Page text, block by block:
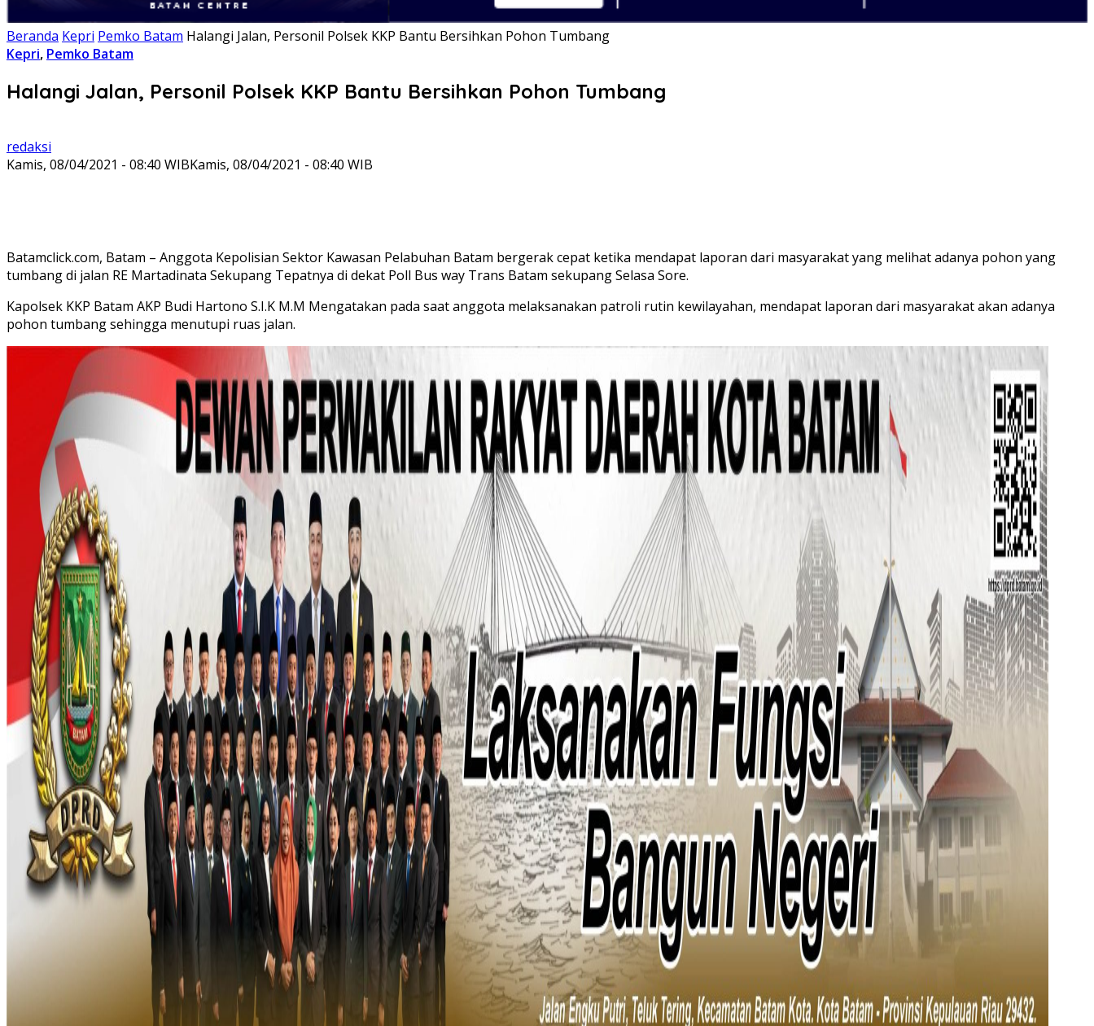
Beranda Kepri Pemko Batam Halangi Jalan, Personil Polsek KKP Bantu Bersihkan Pohon Tumbang
Kepri, Pemko Batam
Halangi Jalan, Personil Polsek KKP Bantu Bersihkan Pohon Tumbang
redaksi
Kamis, 08/04/2021 - 08:40 WIBKamis, 08/04/2021 - 08:40 WIB
Batamclick.com, Batam – Anggota Kepolisian Sektor Kawasan Pelabuhan Batam bergerak cepat ketika mendapat laporan dari masyarakat yang melihat adanya pohon yang
tumbang di jalan RE Martadinata Sekupang Tepatnya di dekat Poll Bus way Trans Batam sekupang Selasa Sore.
Kapolsek KKP Batam AKP Budi Hartono S.I.K M.M Mengatakan pada saat anggota melaksanakan patroli rutin kewilayahan, mendapat laporan dari masyarakat akan adanya
pohon tumbang sehingga menutupi ruas jalan.